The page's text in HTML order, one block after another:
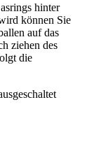
hinter
können Sie
auf das
ziehen des
die